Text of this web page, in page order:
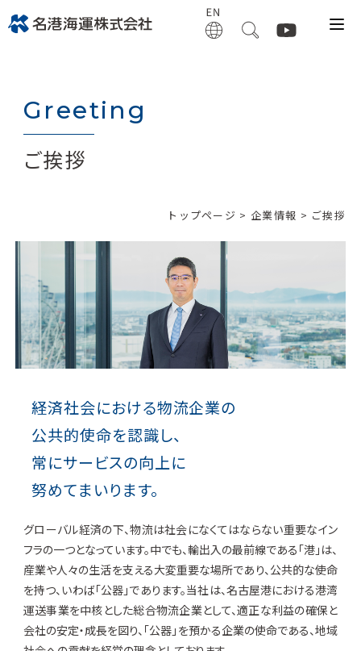
Greeting
ご挨拶
トップページ > 企業情報 > ご挨拶
経済社会における物流企業の
公共的使命を認識し、
常にサービスの向上に
努めてまいります。
グローバル経済の下、物流は社会になくてはならない重要なイン
フラの一つとなっています。中でも、輸出入の最前線である「港」は、
産業や人々の生活を支える大変重要な場所であり、公共的な使命
を持つ、いわば「公器」であります。当社は、名古屋港における港湾
運送事業を中核とした総合物流企業として、適正な利益の確保と
会社の安定・成長を図り、「公器」を預かる企業の使命である、地域